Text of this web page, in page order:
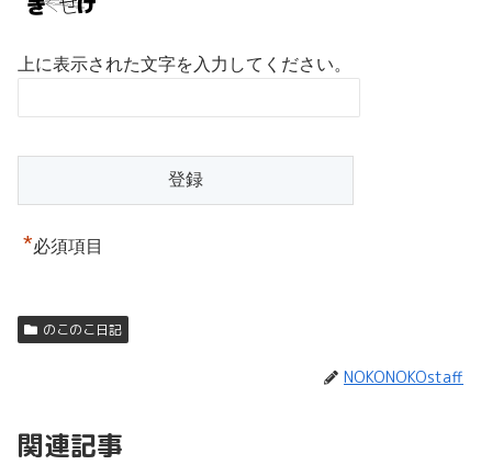
上に表示された文字を入力してください。
*必須項目
のこのこ日記
NOKONOKOstaff
関連記事